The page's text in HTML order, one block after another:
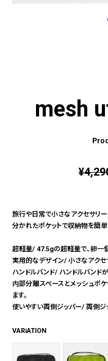
mesh
¥
旅行や日常で小さなアクセサリー
分かれたポケットで収納物を簡単
超軽量/ 47.5gの超軽量で、卵一個
実用的なデザイン/ 小さなアクセ
ハンドルバンド/ ハンドルバンド
内部分離スペースとメッシュポ
ます。
使いやすい両側ジッパー/ 両側ジ
VARiATION